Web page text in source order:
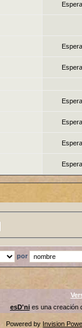
por
esD'nies una creación
Powered by Invision